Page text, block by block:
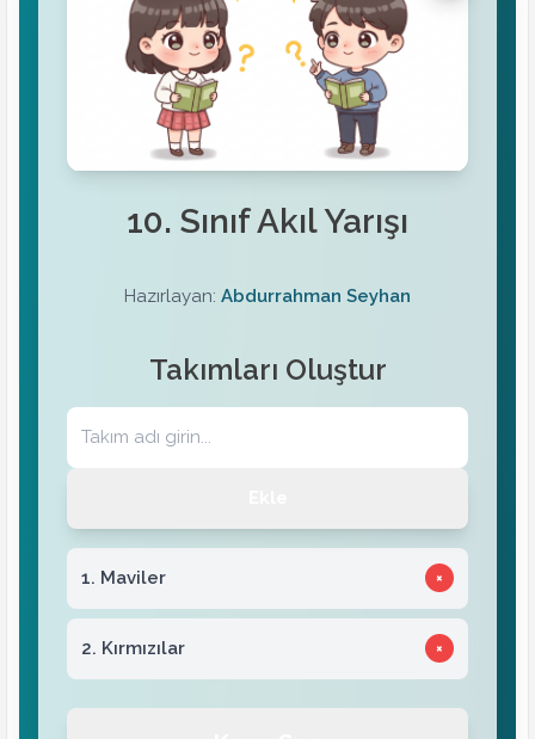
10. Sınıf Akıl Yarışı
Hazırlayan: Abdurrahman Seyhan
Takımları Oluştur
1. Maviler ×
2. Kırmızılar ×